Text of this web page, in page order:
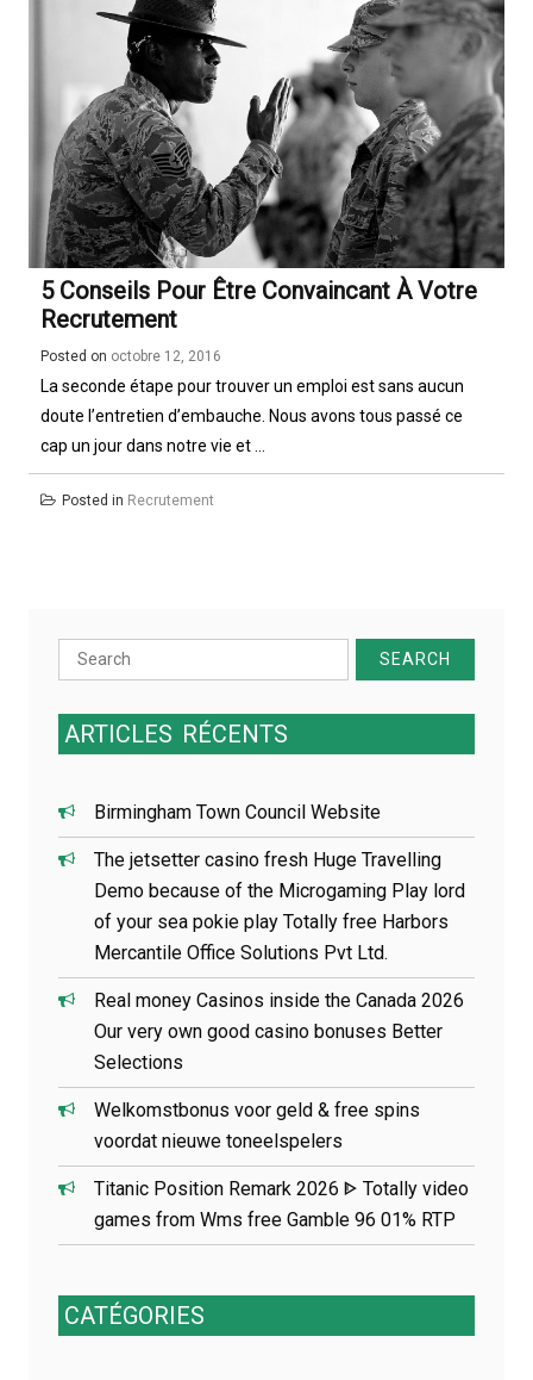
5 Conseils Pour Être Convaincant À Votre
Recrutement
Posted on octobre 12, 2016
La seconde étape pour trouver un emploi est sans aucun
doute l’entretien d’embauche. Nous avons tous passé ce
cap un jour dans notre vie et ...
Posted in Recrutement
Search
for:
ARTICLES RÉCENTS
Birmingham Town Council Website
The jetsetter casino fresh Huge Travelling
Demo because of the Microgaming Play lord
of your sea pokie play Totally free Harbors
Mercantile Office Solutions Pvt Ltd.
Real money Casinos inside the Canada 2026
Our very own good casino bonuses Better
Selections
Welkomstbonus voor geld & free spins
voordat nieuwe toneelspelers
Titanic Position Remark 2026 ᐈ Totally video
games from Wms free Gamble 96 01% RTP
CATÉGORIES